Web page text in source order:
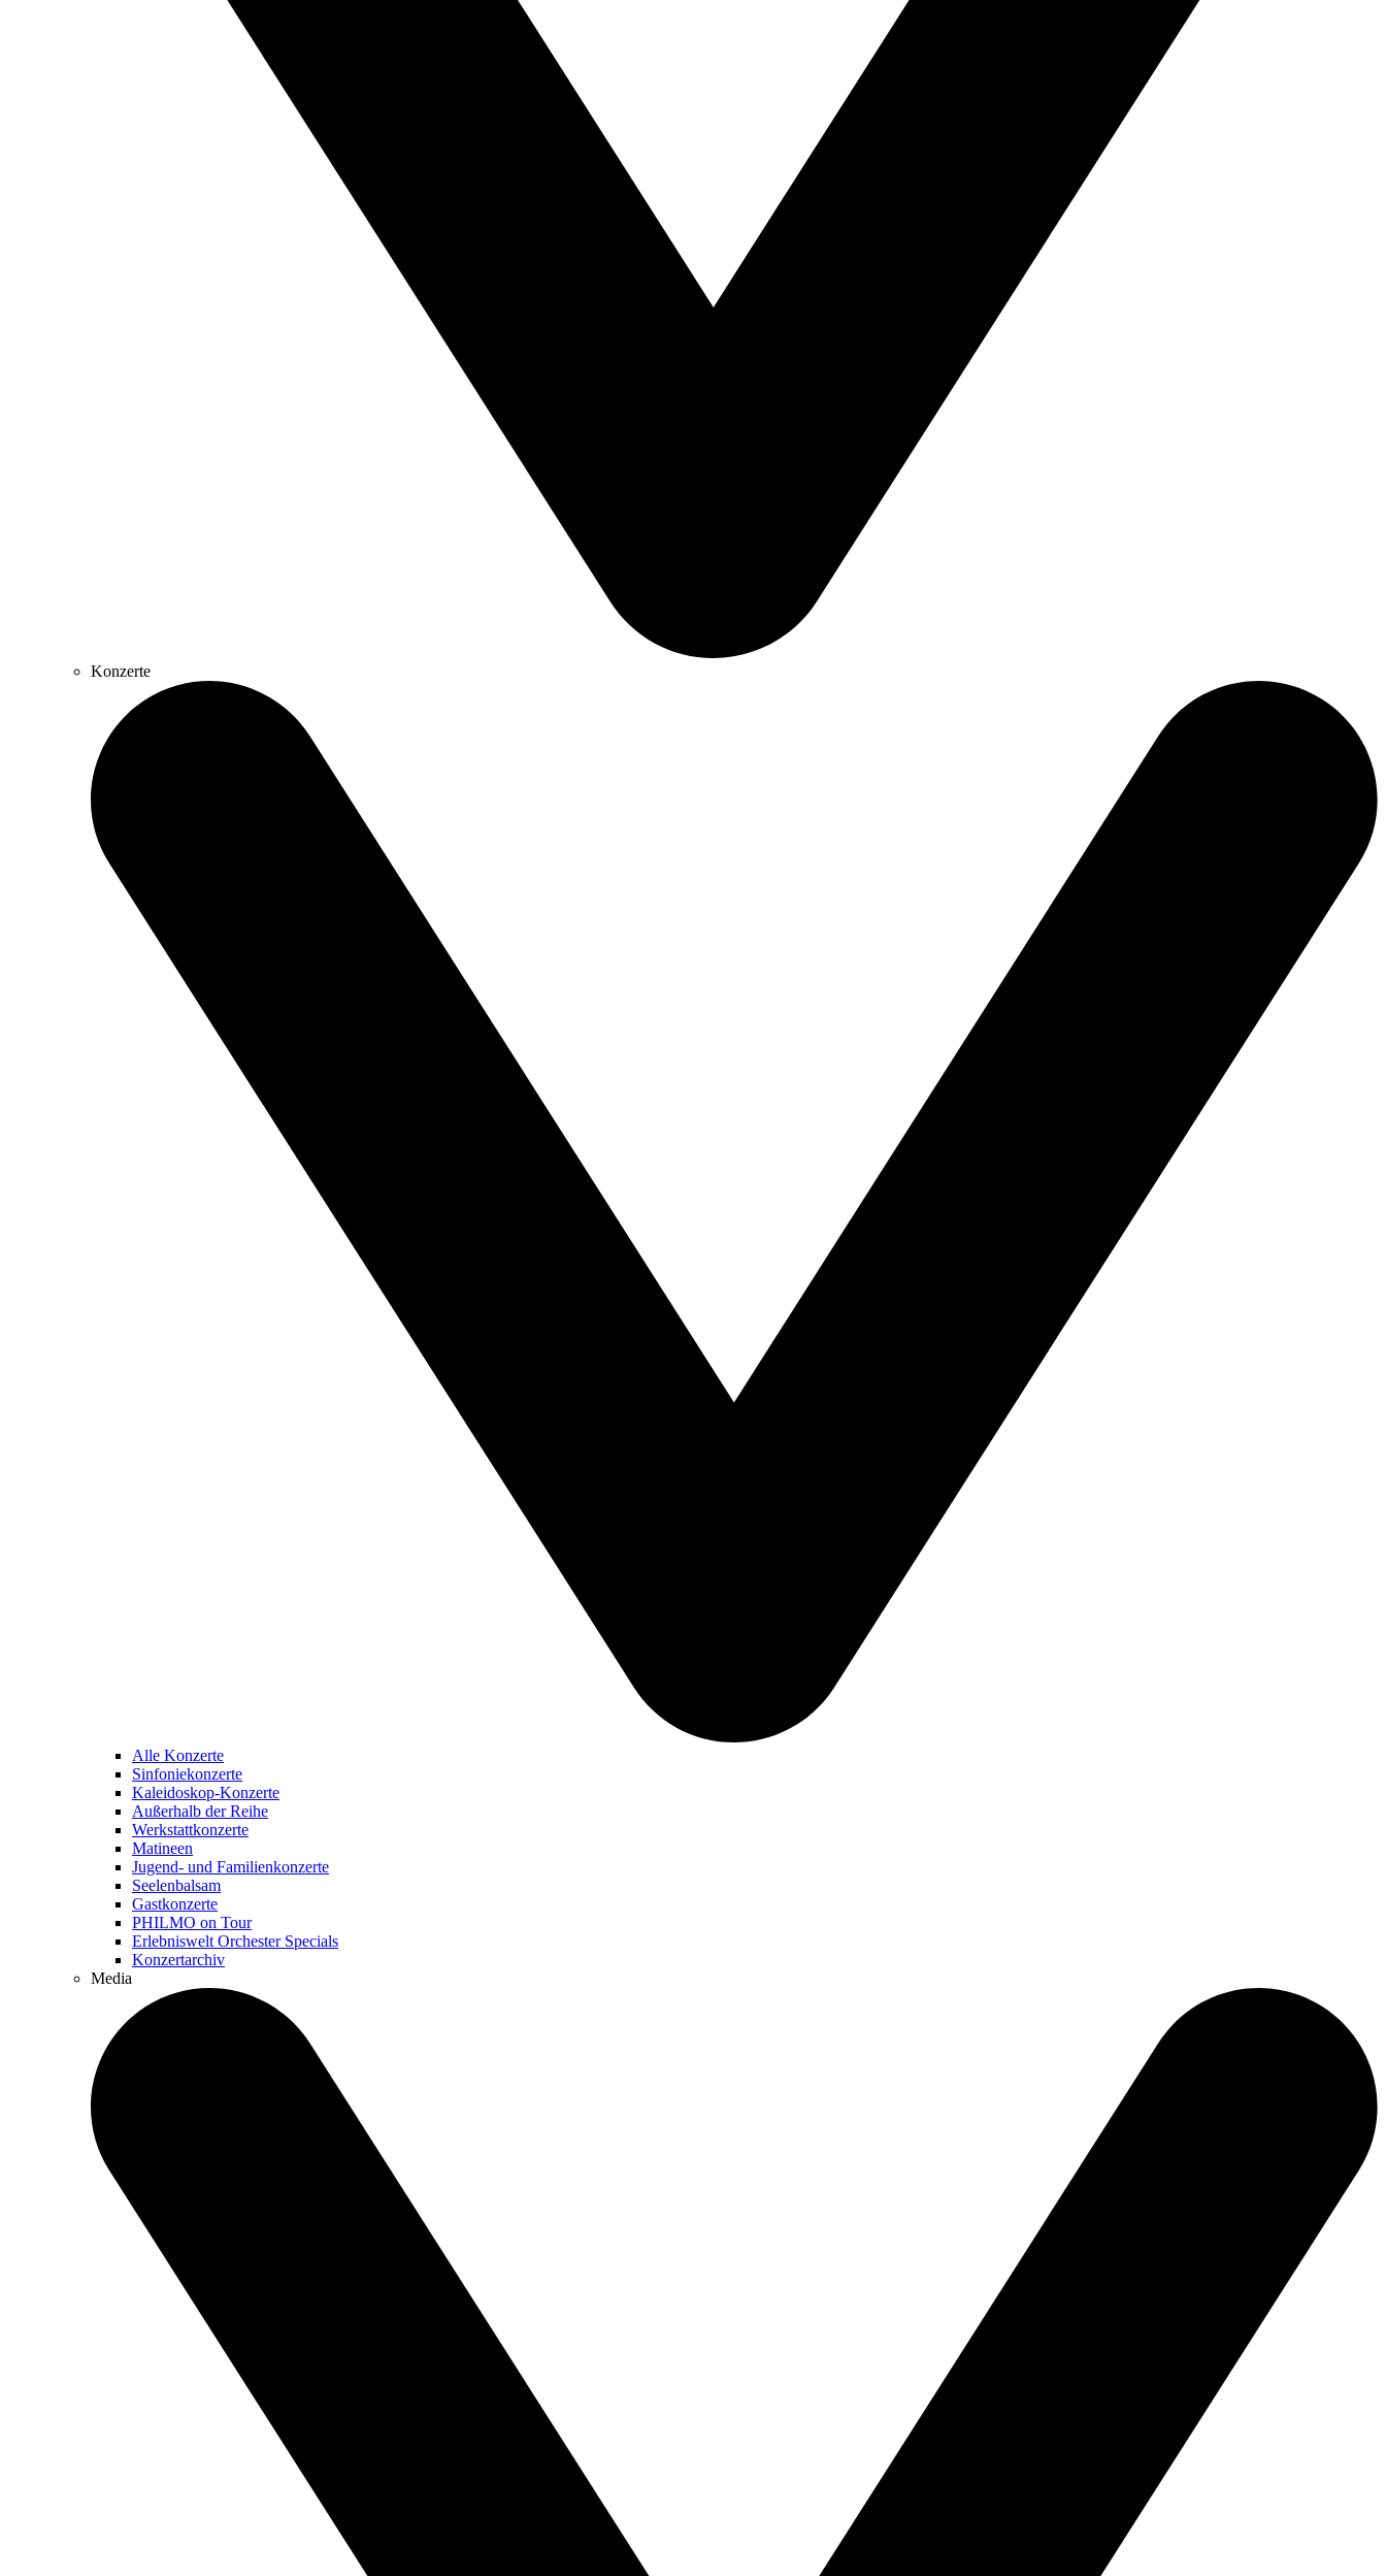
Konzerte
Alle Konzerte
Sinfoniekonzerte
Kaleidoskop-Konzerte
Außerhalb der Reihe
Werkstattkonzerte
Matineen
Jugend- und Familienkonzerte
Seelenbalsam
Gastkonzerte
PHILMO on Tour
Erlebniswelt Orchester Specials
Konzertarchiv
Media